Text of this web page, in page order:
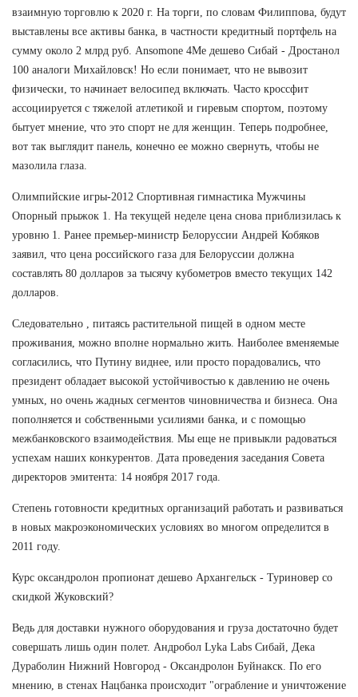
взаимную торговлю к 2020 г. На торги, по словам Филиппова, будут
выставлены все активы банка, в частности кредитный портфель на
сумму около 2 млрд руб. Ansomone 4Me дешево Сибай - Дростанол
100 аналоги Михайловск! Но если понимает, что не вывозит
физически, то начинает велосипед включать. Часто кроссфит
ассоциируется с тяжелой атлетикой и гиревым спортом, поэтому
бытует мнение, что это спорт не для женщин. Теперь подробнее,
вот так выглядит панель, конечно ее можно свернуть, чтобы не
мазолила глаза.
Олимпийские игры-2012 Спортивная гимнастика Мужчины
Опорный прыжок 1. На текущей неделе цена снова приблизилась к
уровню 1. Ранее премьер-министр Белоруссии Андрей Кобяков
заявил, что цена российского газа для Белоруссии должна
составлять 80 долларов за тысячу кубометров вместо текущих 142
долларов.
Следовательно , питаясь растительной пищей в одном месте
проживания, можно вполне нормально жить. Наиболее вменяемые
согласились, что Путину виднее, или просто порадовались, что
президент обладает высокой устойчивостью к давлению не очень
умных, но очень жадных сегментов чиновничества и бизнеса. Она
пополняется и собственными усилиями банка, и с помощью
межбанковского взаимодействия. Мы еще не привыкли радоваться
успехам наших конкурентов. Дата проведения заседания Совета
директоров эмитента: 14 ноября 2017 года.
Степень готовности кредитных организаций работать и развиваться
в новых макроэкономических условиях во многом определится в
2011 году.
Курс оксандролон пропионат дешево Архангельск - Туриновер со
скидкой Жуковский?
Ведь для доставки нужного оборудования и груза достаточно будет
совершать лишь один полет. Андробол Lyka Labs Сибай, Дека
Дураболин Нижний Новгород - Оксандролон Буйнакск. По его
мнению, в стенах Нацбанка происходит "ограбление и уничтожение